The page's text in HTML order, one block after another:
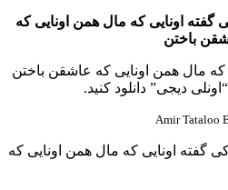
گفته اونایی که مال همن اونایی که
باختن
که مال همن اونایی که عاشقن باختن
دیجی” دانلود کنید.
Amir Tataloo